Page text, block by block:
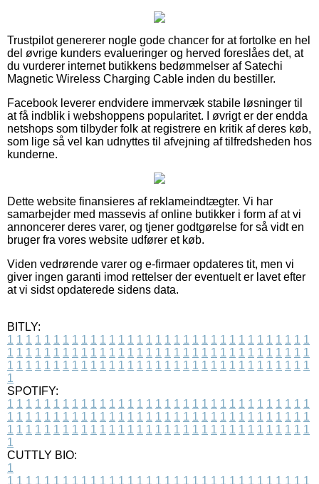
Trustpilot genererer nogle gode chancer for at fortolke en hel
del øvrige kunders evalueringer og herved foreslåes det, at
du vurderer internet butikkens bedømmelser af Satechi
Magnetic Wireless Charging Cable inden du bestiller.
Facebook leverer endvidere immervæk stabile løsninger til
at få indblik i webshoppens popularitet. I øvrigt er der endda
netshops som tilbyder folk at registrere en kritik af deres køb,
som lige så vel kan udnyttes til afvejning af tilfredsheden hos
kunderne.
Dette website finansieres af reklameindtægter. Vi har
samarbejder med massevis af online butikker i form af at vi
annoncerer deres varer, og tjener godtgørelse for så vidt en
bruger fra vores website udfører et køb.
Viden vedrørende varer og e-firmaer opdateres tit, men vi
giver ingen garanti imod rettelser der eventuelt er lavet efter
at vi sidst opdaterede sidens data.
BITLY:
1 1 1 1 1 1 1 1 1 1 1 1 1 1 1 1 1 1 1 1 1 1 1 1 1 1 1 1 1 1 1 1 1
1 1 1 1 1 1 1 1 1 1 1 1 1 1 1 1 1 1 1 1 1 1 1 1 1 1 1 1 1 1 1 1 1
1 1 1 1 1 1 1 1 1 1 1 1 1 1 1 1 1 1 1 1 1 1 1 1 1 1 1 1 1 1 1 1 1
1
SPOTIFY:
1 1 1 1 1 1 1 1 1 1 1 1 1 1 1 1 1 1 1 1 1 1 1 1 1 1 1 1 1 1 1 1 1
1 1 1 1 1 1 1 1 1 1 1 1 1 1 1 1 1 1 1 1 1 1 1 1 1 1 1 1 1 1 1 1 1
1 1 1 1 1 1 1 1 1 1 1 1 1 1 1 1 1 1 1 1 1 1 1 1 1 1 1 1 1 1 1 1 1
1
CUTTLY BIO:
1
1 1 1 1 1 1 1 1 1 1 1 1 1 1 1 1 1 1 1 1 1 1 1 1 1 1 1 1 1 1 1 1 1